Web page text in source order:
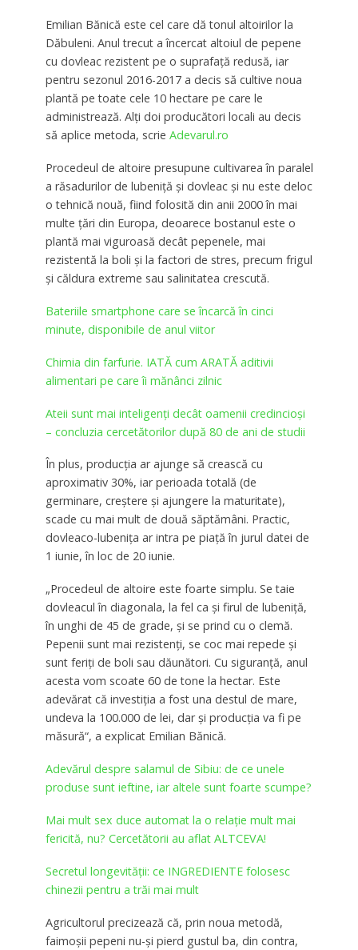
Emilian Bănică este cel care dă tonul altoirilor la
Dăbuleni. Anul trecut a încercat altoiul de pepene
cu dovleac rezistent pe o suprafaţă redusă, iar
pentru sezonul 2016-2017 a decis să cultive noua
plantă pe toate cele 10 hectare pe care le
administrează. Alţi doi producători locali au decis
să aplice metoda, scrie Adevarul.ro
Procedeul de altoire presupune cultivarea în paralel
a răsadurilor de lubeniţă şi dovleac și nu este deloc
o tehnică nouă, fiind folosită din anii 2000 în mai
multe ţări din Europa, deoarece bostanul este o
plantă mai viguroasă decât pepenele, mai
rezistentă la boli şi la factori de stres, precum frigul
şi căldura extreme sau salinitatea crescută.
Bateriile smartphone care se încarcă în cinci
minute, disponibile de anul viitor
Chimia din farfurie. IATĂ cum ARATĂ aditivii
alimentari pe care îi mănânci zilnic
Ateii sunt mai inteligenți decât oamenii credincioși
– concluzia cercetătorilor după 80 de ani de studii
În plus, producţia ar ajunge să crească cu
aproximativ 30%, iar perioada totală (de
germinare, creştere şi ajungere la maturitate),
scade cu mai mult de două săptămâni. Practic,
dovleaco-lubeniţa ar intra pe piaţă în jurul datei de
1 iunie, în loc de 20 iunie.
„Procedeul de altoire este foarte simplu. Se taie
dovleacul în diagonala, la fel ca şi firul de lubeniţă,
în unghi de 45 de grade, şi se prind cu o clemă.
Pepenii sunt mai rezistenţi, se coc mai repede şi
sunt feriţi de boli sau dăunători. Cu siguranţă, anul
acesta vom scoate 60 de tone la hectar. Este
adevărat că investiţia a fost una destul de mare,
undeva la 100.000 de lei, dar şi producţia va fi pe
măsură“, a explicat Emilian Bănică.
Adevărul despre salamul de Sibiu: de ce unele
produse sunt ieftine, iar altele sunt foarte scumpe?
Mai mult sex duce automat la o relație mult mai
fericită, nu? Cercetătorii au aflat ALTCEVA!
Secretul longevităţii: ce INGREDIENTE folosesc
chinezii pentru a trăi mai mult
Agricultorul precizează că, prin noua metodă,
faimoşii pepeni nu-şi pierd gustul ba, din contra,